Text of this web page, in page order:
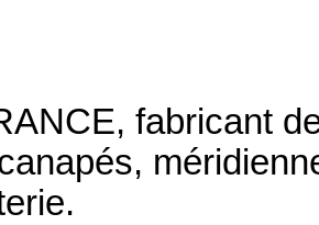
fabricant